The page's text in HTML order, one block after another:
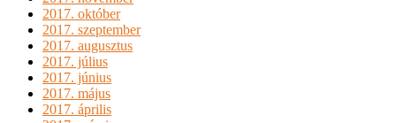
2017. október
2017. szeptember
2017. augusztus
2017. július
2017. június
2017. május
2017. április